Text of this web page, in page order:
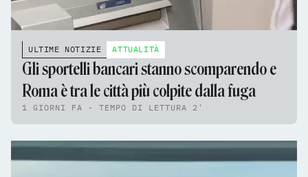
ULTIME NOTIZIE ATTUALITÀ
Gli sportelli bancari stanno scomparendo e
Roma è tra le città più colpite dalla fuga
1 GIORNI FA - TEMPO DI LETTURA 2'